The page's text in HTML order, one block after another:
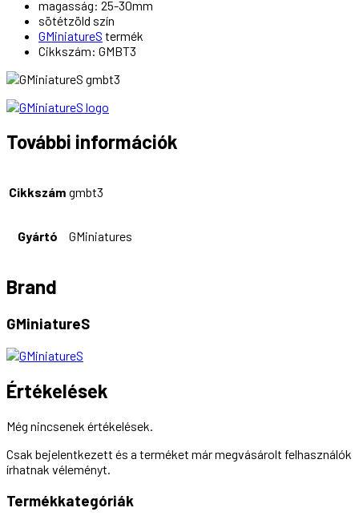
magasság: 25-30mm
sötétzöld szín
GMiniatureS termék
Cikkszám: GMBT3
További információk
Cikkszám gmbt3
Gyártó GMiniatures
Brand
GMiniatureS
Értékelések
Még nincsenek értékelések.
Csak bejelentkezett és a terméket már megvásárolt felhasználók
írhatnak véleményt.
Termékkategóriák